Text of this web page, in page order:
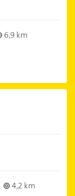
6,9 km
4,2 km